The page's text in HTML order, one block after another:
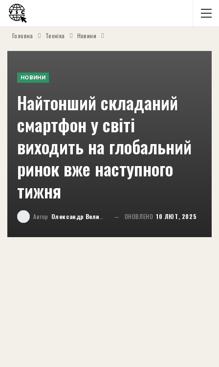
Головна Техніка Новини
НОВИНИ
Найтонший складаний
смартфон у світі
виходить на глобальний
ринок вже наступного
тижня
Автор Олександр Великий ОНОВЛЕНО 10 ЛЮТ, 2025